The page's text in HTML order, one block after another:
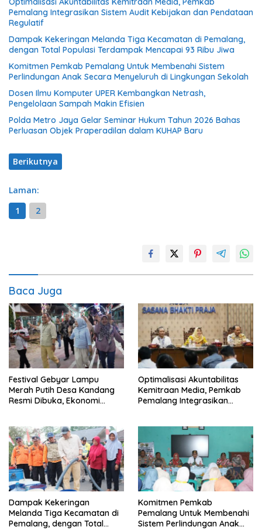
Pemalang Integrasikan Sistem Audit Kebijakan dan Pendataan
Regulatif
Dampak Kekeringan Melanda Tiga Kecamatan di Pemalang,
dengan Total Populasi Terdampak Mencapai 93 Ribu Jiwa
Komitmen Pemkab Pemalang Untuk Membenahi Sistem
Perlindungan Anak Secara Menyeluruh di Lingkungan Sekolah
Dosen Ilmu Komputer UPER Kembangkan Netrash,
Pengelolaan Sampah Makin Efisien
Polda Metro Jaya Gelar Seminar Hukum Tahun 2026 Bahas
Perluasan Objek Praperadilan dalam KUHAP Baru
Berikutnya
Laman:
1
2
Baca Juga
Festival Gebyar Lampu
Merah Putih Desa Kandang
Resmi Dibuka, Ekonomi
​Optimalisasi Akuntabilitas
Kemitraan Media, Pemkab
Pemalang Integrasikan
Dampak Kekeringan
Melanda Tiga Kecamatan di
Pemalang, dengan Total
Komitmen Pemkab
Pemalang Untuk Membenahi
Sistem Perlindungan Anak